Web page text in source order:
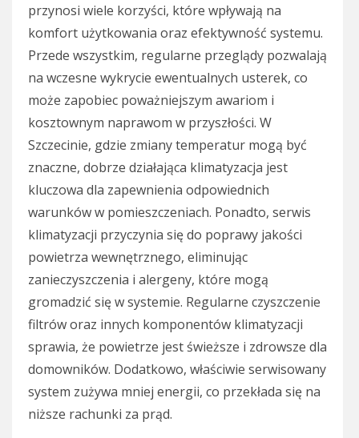
przynosi wiele korzyści, które wpływają na
komfort użytkowania oraz efektywność systemu.
Przede wszystkim, regularne przeglądy pozwalają
na wczesne wykrycie ewentualnych usterek, co
może zapobiec poważniejszym awariom i
kosztownym naprawom w przyszłości. W
Szczecinie, gdzie zmiany temperatur mogą być
znaczne, dobrze działająca klimatyzacja jest
kluczowa dla zapewnienia odpowiednich
warunków w pomieszczeniach. Ponadto, serwis
klimatyzacji przyczynia się do poprawy jakości
powietrza wewnętrznego, eliminując
zanieczyszczenia i alergeny, które mogą
gromadzić się w systemie. Regularne czyszczenie
filtrów oraz innych komponentów klimatyzacji
sprawia, że powietrze jest świeższe i zdrowsze dla
domowników. Dodatkowo, właściwie serwisowany
system zużywa mniej energii, co przekłada się na
niższe rachunki za prąd.